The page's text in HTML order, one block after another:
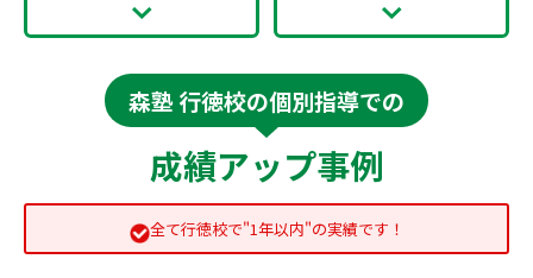
森塾 行徳校の個別指導での
成績アップ事例
全て行徳校で"1年以内"の実績です！